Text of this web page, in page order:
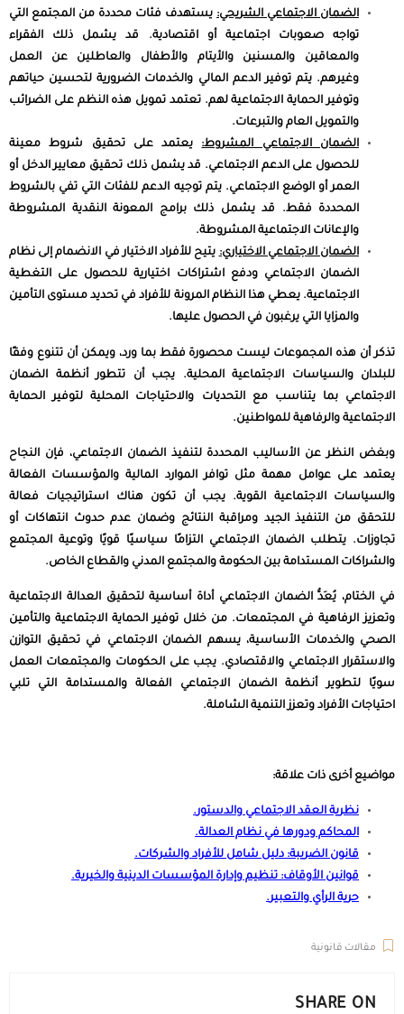
الضمان الاجتماعي الشريحي: يستهدف فئات محددة من المجتمع التي
تواجه صعوبات اجتماعية أو اقتصادية. قد يشمل ذلك الفقراء
والمعاقين والمسنين والأيتام والأطفال والعاطلين عن العمل
وغيرهم. يتم توفير الدعم المالي والخدمات الضرورية لتحسين حياتهم
وتوفير الحماية الاجتماعية لهم. تعتمد تمويل هذه النظم على الضرائب
والتمويل العام والتبرعات.
الضمان الاجتماعي المشروط:يعتمد على تحقيق شروط معينة
للحصول على الدعم الاجتماعي. قد يشمل ذلك تحقيق معايير الدخل أو
العمر أو الوضع الاجتماعي. يتم توجيه الدعم للفئات التي تفي بالشروط
المحددة فقط. قد يشمل ذلك برامج المعونة النقدية المشروطة
والإعانات الاجتماعية المشروطة.
الضمان الاجتماعي الاختياري:يتيح للأفراد الاختيار في الانضمام إلى نظام
الضمان الاجتماعي ودفع اشتراكات اختيارية للحصول على التغطية
الاجتماعية. يعطي هذا النظام المرونة للأفراد في تحديد مستوى التأمين
والمزايا التي يرغبون في الحصول عليها.
تذكر أن هذه المجموعات ليست محصورة فقط بما ورد، ويمكن أن تتنوع وفقًا
للبلدان والسياسات الاجتماعية المحلية. يجب أن تتطور أنظمة الضمان
الاجتماعي بما يتناسب مع التحديات والاحتياجات المحلية لتوفير الحماية
الاجتماعية والرفاهية للمواطنين.
وبغض النظر عن الأساليب المحددة لتنفيذ الضمان الاجتماعي، فإن النجاح
يعتمد على عوامل مهمة مثل توافر الموارد المالية والمؤسسات الفعالة
والسياسات الاجتماعية القوية. يجب أن تكون هناك استراتيجيات فعالة
للتحقق من التنفيذ الجيد ومراقبة النتائج وضمان عدم حدوث انتهاكات أو
تجاوزات. يتطلب الضمان الاجتماعي التزامًا سياسيًا قويًا وتوعية المجتمع
والشراكات المستدامة بين الحكومة والمجتمع المدني والقطاع الخاص.
في الختام، يُعَدُّ الضمان الاجتماعي أداة أساسية لتحقيق العدالة الاجتماعية
وتعزيز الرفاهية في المجتمعات. من خلال توفير الحماية الاجتماعية والتأمين
الصحي والخدمات الأساسية، يسهم الضمان الاجتماعي في تحقيق التوازن
والاستقرار الاجتماعي والاقتصادي. يجب على الحكومات والمجتمعات العمل
سويًا لتطوير أنظمة الضمان الاجتماعي الفعالة والمستدامة التي تلبي
احتياجات الأفراد وتعزز التنمية الشاملة.
مواضيع أخرى ذات علاقة:
نظرية العقد الاجتماعي والدستور.
المحاكم ودورها في نظام العدالة.
قانون الضريبة: دليل شامل للأفراد والشركات.
قوانين الأوقاف: تنظيم وإدارة المؤسسات الدينية والخيرية.
حرية الرأي والتعبير.
مقالات قانونية
SHARE ON